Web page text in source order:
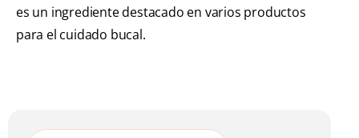
es un ingrediente destacado en varios productos
para el cuidado bucal.